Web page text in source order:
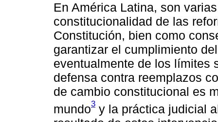
En América Latina, son
constitucionalidad de las
Constitución, bien como
garantizar el cumplimiento
eventualmente de los límites
defensa contra reemplazos
de cambio constitucional es
mundo3 y la práctica judicial